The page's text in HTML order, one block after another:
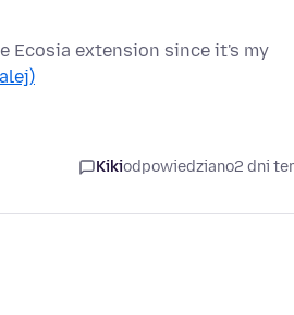
Ecosia extension since it's my
Kikiodpowiedziano2 dni